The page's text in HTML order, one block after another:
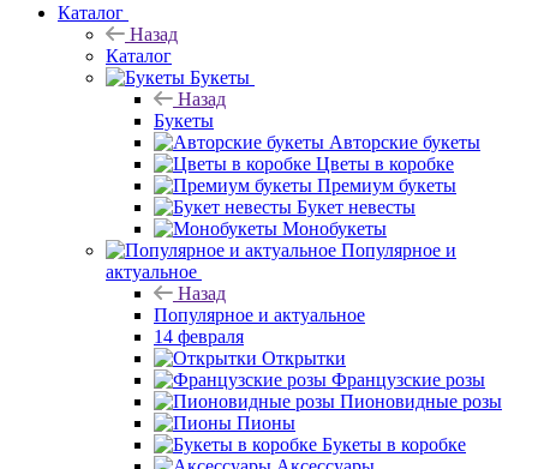
Каталог
Назад
Каталог
Букеты
Назад
Букеты
Авторские букеты
Цветы в коробке
Премиум букеты
Букет невесты
Монобукеты
Популярное и
актуальное
Назад
Популярное и актуальное
14 февраля
Открытки
Французские розы
Пионовидные розы
Пионы
Букеты в коробке